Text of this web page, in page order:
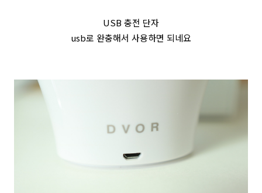
USB 충전 단자
usb로 완충해서 사용하면 되네요